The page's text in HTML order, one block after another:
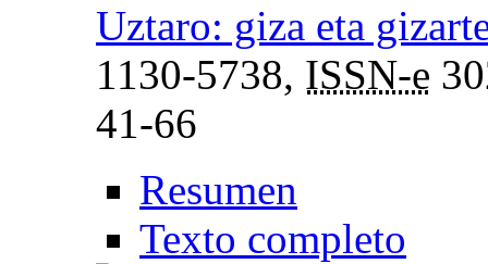
Uztaro: giza eta
1130-5738, ISSN-e
41-66
Resumen
Texto completo